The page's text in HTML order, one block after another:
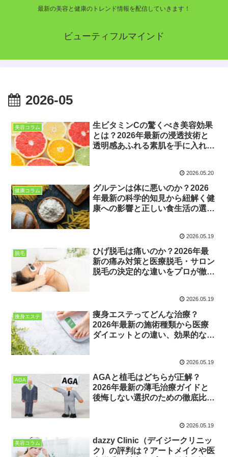
最新の美容と健康のトレンド情報を配信していきます！
ビューティフルマインド
2026-05
美容コラム
生ビタミンCの驚くべき美容効果
とは？2026年最新の浸透技術と
透明感あふれる素肌を手に入れる
2026.05.20
健康コラム
グルテンは体に悪いのか？2026
年最新の科学的知見から紐解く健
康への影響と正しい食生活の選び
2026.05.19
脱毛
ひげ脱毛は痛いのか？2026年最
新の痛み対策と医療脱毛・サロン
脱毛の決定的な違いをプロが徹底
2026.05.19
痩身エステ
痩身エステってどんな治療？
2026年最新の施術種類から医療
ダイエットとの違い、効果的な通
2026.05.19
AGA
AGAと植毛はどちらが正解？
2026年最新の薄毛治療ガイドと
後悔しない選択のための徹底比較
2026.05.19
美容コラム
dazzy Clinic（デイジークリニッ
ク）の評判は？アートメイクや医